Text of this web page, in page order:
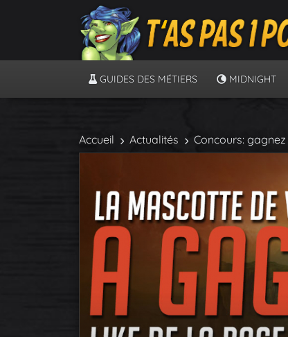
GUIDES DES MÉTIERS MIDNIGHT
Accueil Actualités Concours: